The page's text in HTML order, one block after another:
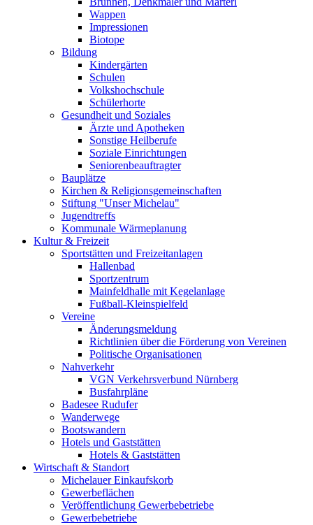
Wappen
Impressionen
Biotope
Bildung
Kindergärten
Schulen
Volkshochschule
Schülerhorte
Gesundheit und Soziales
Ärzte und Apotheken
Sonstige Heilberufe
Soziale Einrichtungen
Seniorenbeauftragter
Bauplätze
Kirchen & Religionsgemeinschaften
Stiftung "Unser Michelau"
Jugendtreffs
Kommunale Wärmeplanung
Kultur & Freizeit
Sportstätten und Freizeitanlagen
Hallenbad
Sportzentrum
Mainfeldhalle mit Kegelanlage
Fußball-Kleinspielfeld
Vereine
Änderungsmeldung
Richtlinien über die Förderung von Vereinen
Politische Organisationen
Nahverkehr
VGN Verkehrsverbund Nürnberg
Busfahrpläne
Badesee Rudufer
Wanderwege
Bootswandern
Hotels und Gaststätten
Hotels & Gaststätten
Wirtschaft & Standort
Michelauer Einkaufskorb
Gewerbeflächen
Veröffentlichung Gewerbebetriebe
Gewerbebetriebe